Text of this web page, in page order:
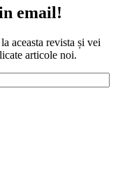
email!
aceasta revista și vei
articole noi.